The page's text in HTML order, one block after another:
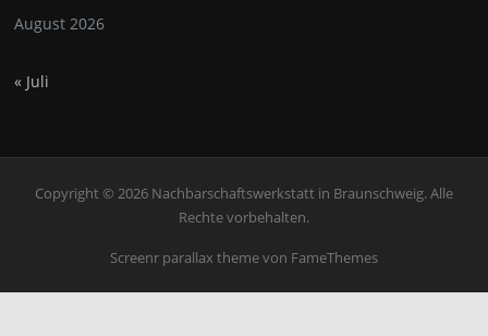
August 2026
« Juli
Copyright © 2026 Nachbarschaftswerkstatt in Braunschweig. Alle
Rechte vorbehalten.
Screenr parallax themevon FameThemes